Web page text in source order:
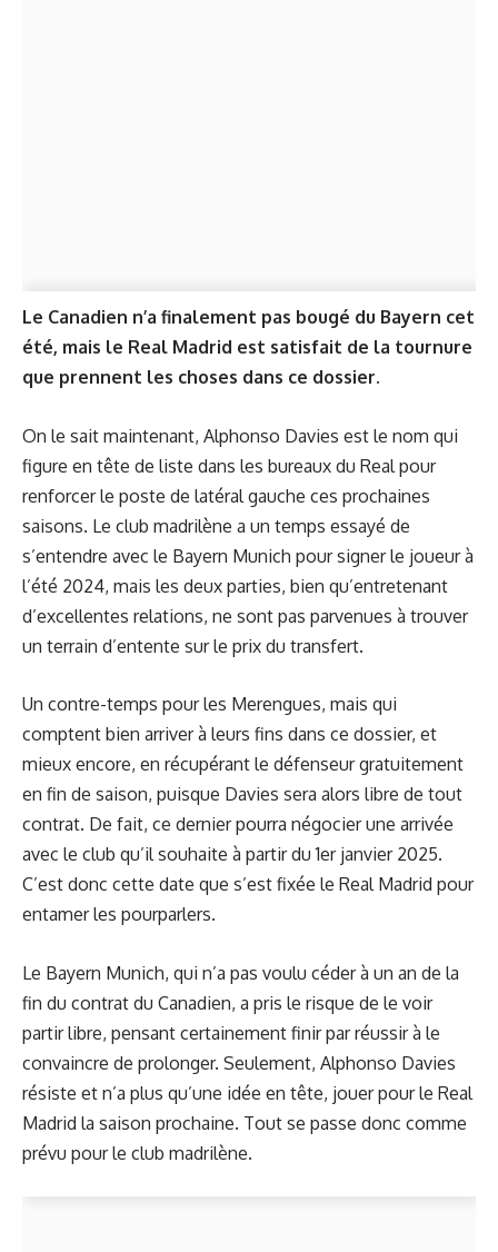
Le Canadien n’a finalement pas bougé du Bayern cet
été, mais le Real Madrid est satisfait de la tournure
que prennent les choses dans ce dossier.
On le sait maintenant, Alphonso Davies est le nom qui
figure en tête de liste dans les bureaux du Real pour
renforcer le poste de latéral gauche ces prochaines
saisons. Le club madrilène a un temps essayé de
s’entendre avec le Bayern Munich pour signer le joueur à
l’été 2024, mais les deux parties, bien qu’entretenant
d’excellentes relations, ne sont pas parvenues à trouver
un terrain d’entente sur le prix du transfert.
Un contre-temps pour les Merengues, mais qui
comptent bien arriver à leurs fins dans ce dossier, et
mieux encore, en récupérant le défenseur gratuitement
en fin de saison, puisque Davies sera alors libre de tout
contrat. De fait, ce dernier pourra négocier une arrivée
avec le club qu’il souhaite à partir du 1er janvier 2025.
C’est donc cette date que s’est fixée le Real Madrid pour
entamer les pourparlers.
Le Bayern Munich, qui n’a pas voulu céder à un an de la
fin du contrat du Canadien, a pris le risque de le voir
partir libre, pensant certainement finir par réussir à le
convaincre de prolonger. Seulement, Alphonso Davies
résiste et n’a plus qu’une idée en tête, jouer pour le Real
Madrid la saison prochaine. Tout se passe donc comme
prévu pour le club madrilène.